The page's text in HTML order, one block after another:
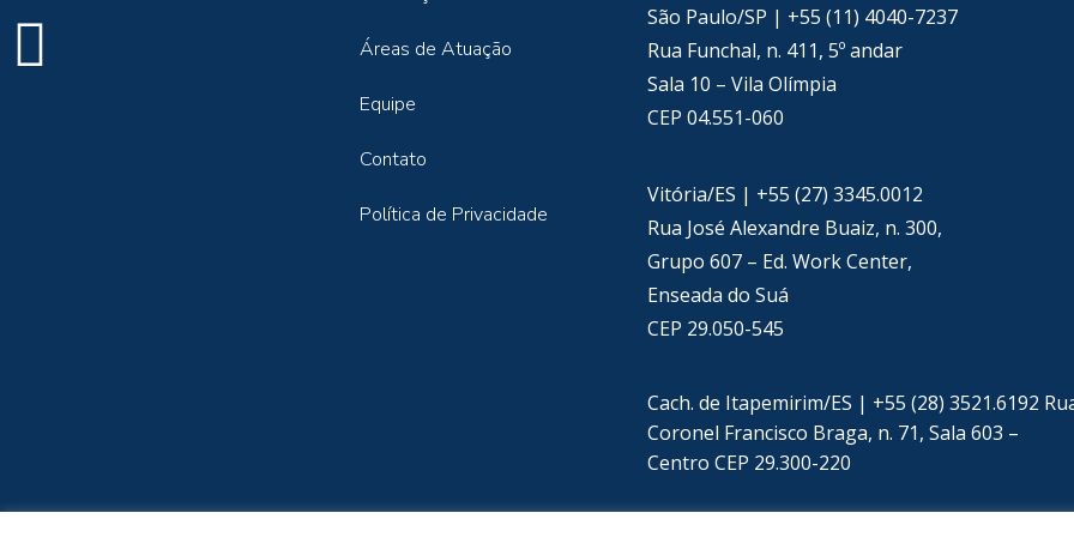
Áreas de Atuação
Equipe
Contato
Política de Privacidade
São Paulo/SP | +55 (11) 4040-7237
Rua Funchal, n. 411, 5º andar
Sala 10 – Vila Olímpia
CEP 04.551-060
Vitória/ES | +55 (27) 3345.0012
Rua José Alexandre Buaiz, n. 300,
Grupo 607 – Ed. Work Center,
Enseada do Suá
CEP 29.050-545
Cach. de Itapemirim/ES | +55 (28) 3521.6192
Coronel Francisco Braga, n. 71, Sala 603 –
Centro CEP 29.300-220